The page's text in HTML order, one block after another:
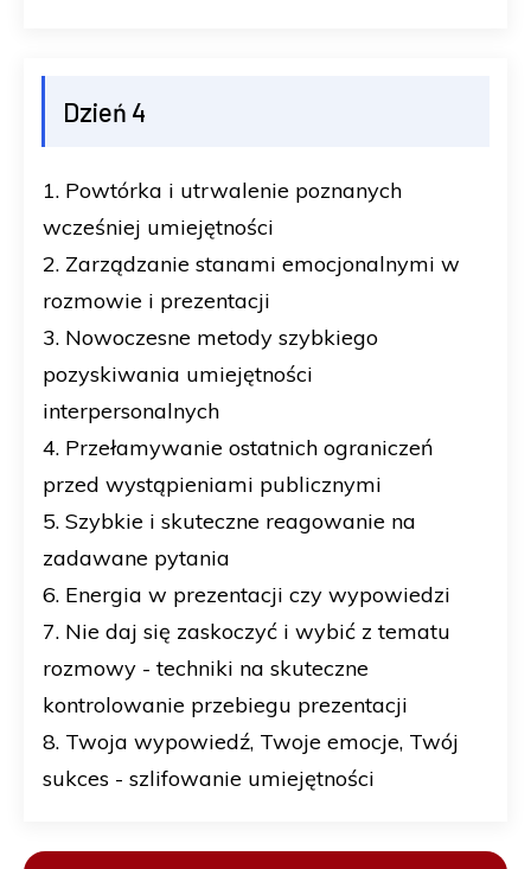
Dzień 4
1. Powtórka i utrwalenie poznanych
wcześniej umiejętności
2. Zarządzanie stanami emocjonalnymi w
rozmowie i prezentacji
3. Nowoczesne metody szybkiego
pozyskiwania umiejętności
interpersonalnych
4. Przełamywanie ostatnich ograniczeń
przed wystąpieniami publicznymi
5. Szybkie i skuteczne reagowanie na
zadawane pytania
6. Energia w prezentacji czy wypowiedzi
7. Nie daj się zaskoczyć i wybić z tematu
rozmowy - techniki na skuteczne
kontrolowanie przebiegu prezentacji
8. Twoja wypowiedź, Twoje emocje, Twój
sukces - szlifowanie umiejętności